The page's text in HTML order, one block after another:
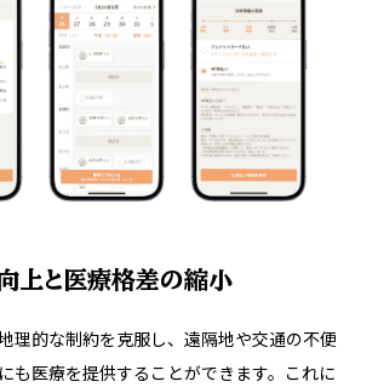
上と医療格差の縮小
理的な制約を克服し、遠隔地や交通の不便
も医療を提供することができます。これに